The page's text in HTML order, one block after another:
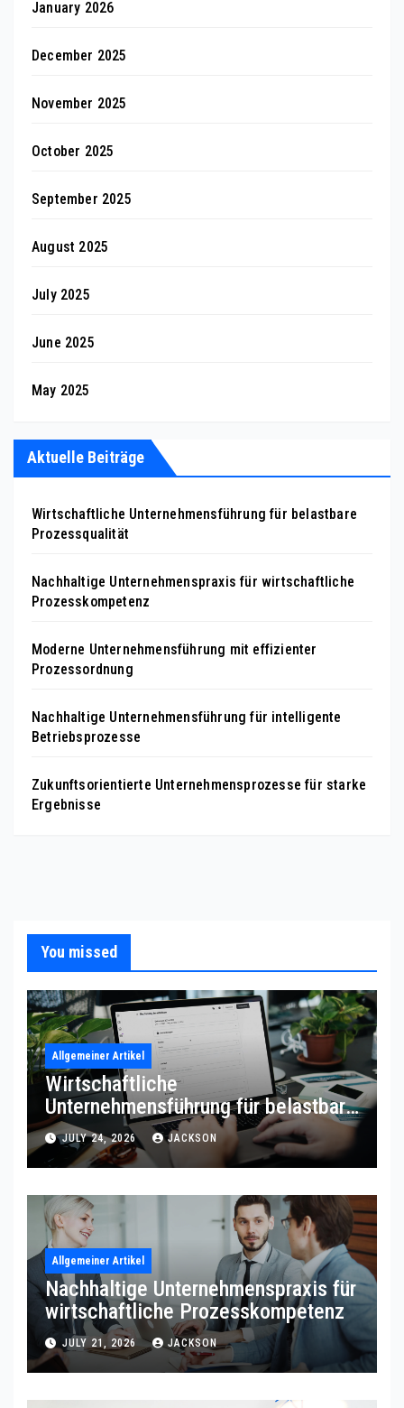
January 2026
December 2025
November 2025
October 2025
September 2025
August 2025
July 2025
June 2025
May 2025
Aktuelle Beiträge
Wirtschaftliche Unternehmensführung für belastbare
Prozessqualität
Nachhaltige Unternehmenspraxis für wirtschaftliche
Prozesskompetenz
Moderne Unternehmensführung mit effizienter
Prozessordnung
Nachhaltige Unternehmensführung für intelligente
Betriebsprozesse
Zukunftsorientierte Unternehmensprozesse für starke
Ergebnisse
You missed
Allgemeiner Artikel
Wirtschaftliche
Unternehmensführung für belastbare
Prozessqualität
JULY 24, 2026 JACKSON
Allgemeiner Artikel
Nachhaltige Unternehmenspraxis für
wirtschaftliche Prozesskompetenz
JULY 21, 2026 JACKSON